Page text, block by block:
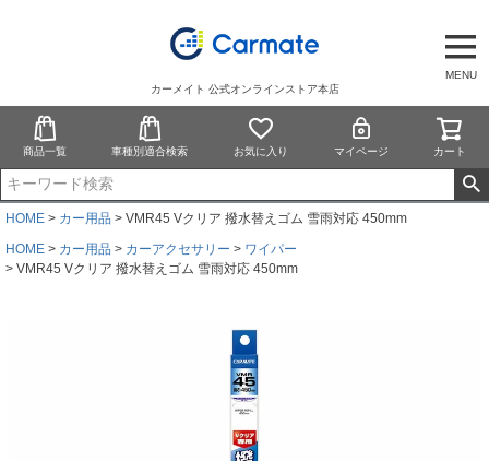
MENU
カーメイト 公式オンラインストア本店
商品一覧 車種別適合検索 お気に入り マイページ カート
HOME カー用品
VMR45 Vクリア 撥水替えゴム 雪雨対応 450mm
HOME
カー用品 カーアクセサリー
ワイパー
VMR45 Vクリア 撥水替えゴム 雪雨対応 450mm